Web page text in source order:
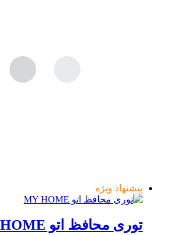
پیشنهاد ویژه
توری محافظ اتو MY HOME